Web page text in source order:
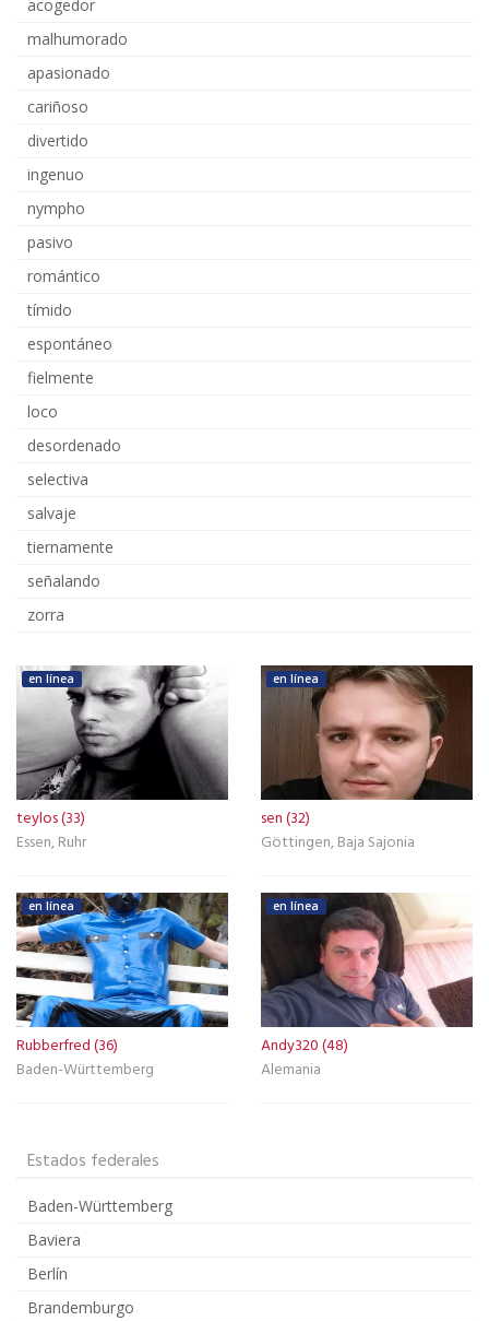
acogedor
malhumorado
apasionado
cariñoso
divertido
ingenuo
nympho
pasivo
romántico
tímido
espontáneo
fielmente
loco
desordenado
selectiva
salvaje
tiernamente
señalando
zorra
en línea
teylos (33)
Essen, Ruhr
en línea
sen (32)
Göttingen, Baja Sajonia
en línea
Rubberfred (36)
Baden-Württemberg
en línea
Andy320 (48)
Alemania
Estados federales
Baden-Württemberg
Baviera
Berlín
Brandemburgo